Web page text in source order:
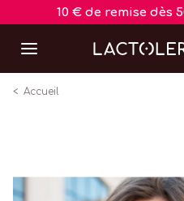
10 € de remise dès
Accueil